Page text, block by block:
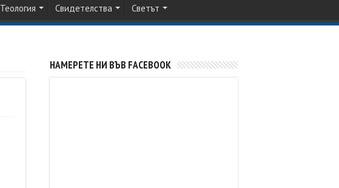
Теология Свидетелства Светът
НАМЕРЕТЕ НИ ВЪВ FACEBOOK